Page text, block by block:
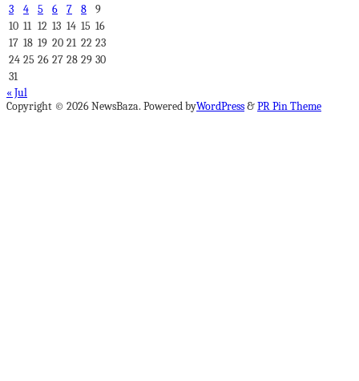
3
4 5 6 7 8
9
10 11 12 13 14 15 16
17 18 19 20 21 22 23
24 25 26 27 28 29 30
31
« Jul
Copyright © 2026 NewsBaza. Powered byWordPress&PR Pin Theme